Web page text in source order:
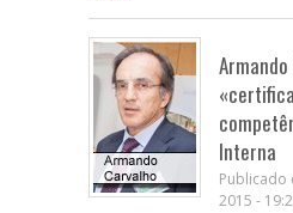
Interna
Publicado
2015 -